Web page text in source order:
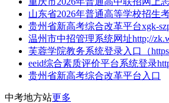
山东省2026年普通高等学校招生
贵州省新高考综合改革平台xgk-
温州市中招管理系统网址http;//
芙蓉学院教务系统登录入口（
eeid综合素质评价平台系统登录
贵州省新高考综合改革平台入口
中考地方站更多